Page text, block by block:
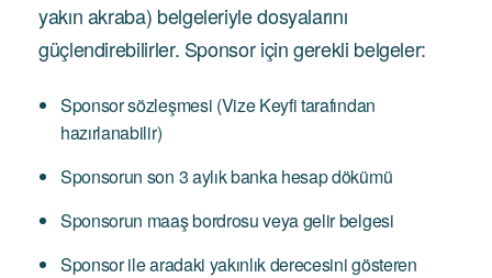
yakın akraba) belgeleriyle dosyalarını
güçlendirebilirler. Sponsor için gerekli belgeler:
Sponsor sözleşmesi (Vize Keyfi tarafından
hazırlanabilir)
Sponsorun son 3 aylık banka hesap dökümü
Sponsorun maaş bordrosu veya gelir belgesi
Sponsor ile aradaki yakınlık derecesini gösteren